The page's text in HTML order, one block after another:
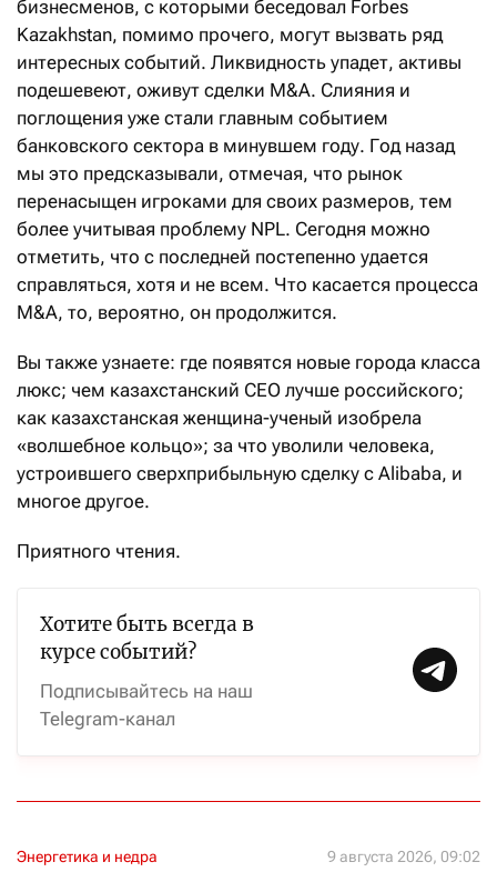
бизнесменов, с которыми беседовал Forbes
Kazakhstan, помимо прочего, могут вызвать ряд
интересных событий. Ликвидность упадет, активы
подешевеют, оживут сделки M&A. Слияния и
поглощения уже стали главным событием
банковского сектора в минувшем году. Год назад
мы это предсказывали, отмечая, что рынок
перенасыщен игроками для своих размеров, тем
более учитывая проблему NPL. Сегодня можно
отметить, что с последней постепенно удается
справляться, хотя и не всем. Что касается процесса
M&A, то, вероятно, он продолжится.
Вы также узнаете: где появятся новые города класса
люкс; чем казахстанский CEO лучше российского;
как казахстанская женщина-ученый изобрела
«волшебное кольцо»; за что уволили человека,
устроившего сверхприбыльную сделку с Alibaba, и
многое другое.
Приятного чтения.
Хотите быть всегда в
курсе событий?
Подписывайтесь на наш
Telegram-канал
Энергетика и недра 9 августа 2026, 09:02